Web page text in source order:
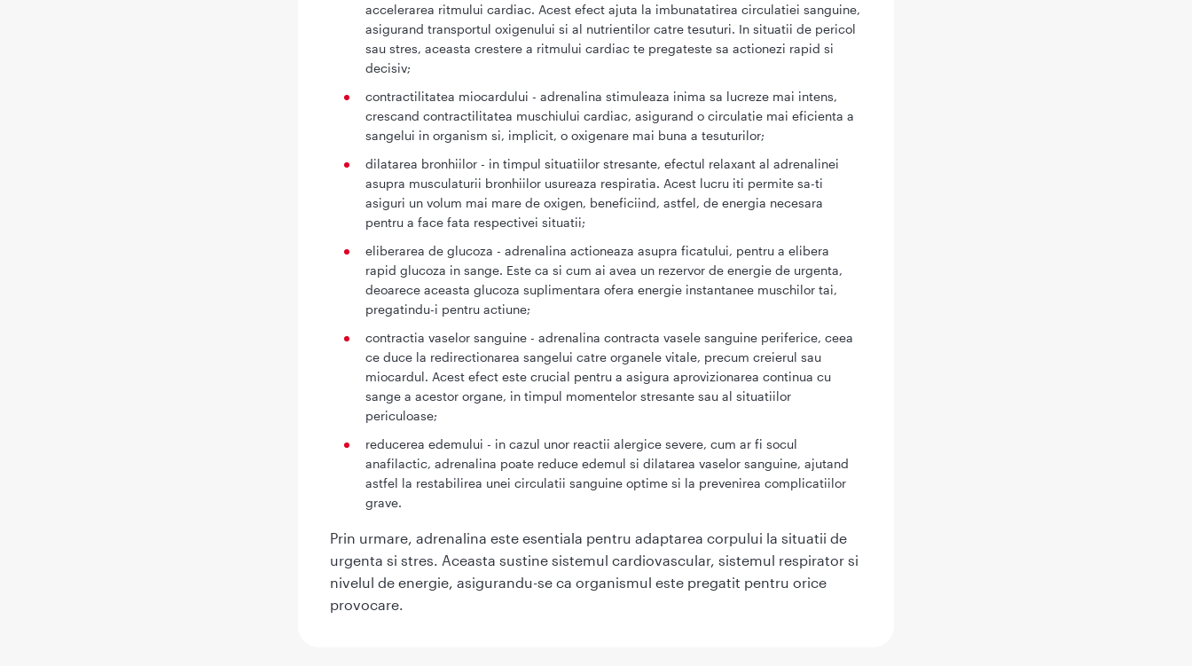
accelerarea ritmului cardiac. Acest efect ajuta la imbunatatirea circulatiei sanguine,
asigurand transportul oxigenului si al nutrientilor catre tesuturi. In situatii de pericol
sau stres, aceasta crestere a ritmului cardiac te pregateste sa actionezi rapid si
decisiv;
contractilitatea miocardului - adrenalina stimuleaza inima sa lucreze mai intens,
crescand contractilitatea muschiului cardiac, asigurand o circulatie mai eficienta a
sangelui in organism si, implicit, o oxigenare mai buna a tesuturilor;
dilatarea bronhiilor - in timpul situatiilor stresante, efectul relaxant al adrenalinei
asupra musculaturii bronhiilor usureaza respiratia. Acest lucru iti permite sa-ti
asiguri un volum mai mare de oxigen, beneficiind, astfel, de energia necesara
pentru a face fata respectivei situatii;
eliberarea de glucoza - adrenalina actioneaza asupra ficatului, pentru a elibera
rapid glucoza in sange. Este ca si cum ai avea un rezervor de energie de urgenta,
deoarece aceasta glucoza suplimentara ofera energie instantanee muschilor tai,
pregatindu-i pentru actiune;
contractia vaselor sanguine - adrenalina contracta vasele sanguine periferice, ceea
ce duce la redirectionarea sangelui catre organele vitale, precum creierul sau
miocardul. Acest efect este crucial pentru a asigura aprovizionarea continua cu
sange a acestor organe, in timpul momentelor stresante sau al situatiilor
periculoase;
reducerea edemului - in cazul unor reactii alergice severe, cum ar fi socul
anafilactic, adrenalina poate reduce edemul si dilatarea vaselor sanguine, ajutand
astfel la restabilirea unei circulatii sanguine optime si la prevenirea complicatiilor
grave.
Prin urmare, adrenalina este esentiala pentru adaptarea corpului la situatii de
urgenta si stres. Aceasta sustine sistemul cardiovascular, sistemul respirator si
nivelul de energie, asigurandu-se ca organismul este pregatit pentru orice
provocare.